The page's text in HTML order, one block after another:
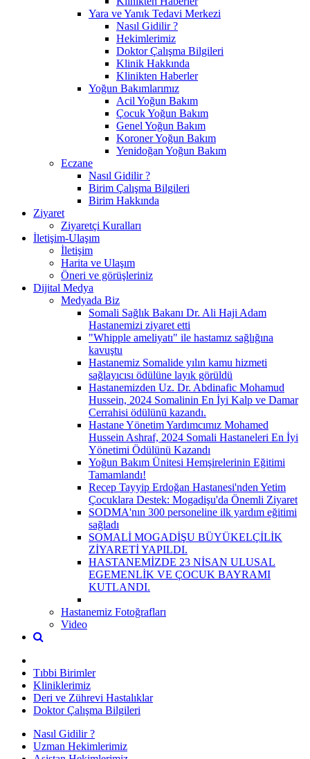
Yara ve Yanık Tedavi Merkezi
Nasıl Gidilir ?
Hekimlerimiz
Doktor Çalışma Bilgileri
Klinik Hakkında
Klinikten Haberler
Yoğun Bakımlarımız
Acil Yoğun Bakım
Çocuk Yoğun Bakım
Genel Yoğun Bakım
Koroner Yoğun Bakım
Yenidoğan Yoğun Bakım
Eczane
Nasıl Gidilir ?
Birim Çalışma Bilgileri
Birim Hakkında
Ziyaret
Ziyaretçi Kuralları
İletişim-Ulaşım
İletişim
Harita ve Ulaşım
Öneri ve görüşleriniz
Dijital Medya
Medyada Biz
Somali Sağlık Bakanı Dr. Ali Haji Adam
Hastanemizi ziyaret etti
"Whipple ameliyatı" ile hastamız sağlığına
kavuştu
Hastanemiz Somalide yılın kamu hizmeti
sağlayıcısı ödülüne layık görüldü
Hastanemizden Uz. Dr. Abdinafic Mohamud
Hussein, 2024 Somalinin En İyi Kalp ve Damar
Cerrahisi ödülünü kazandı.
Hastane Yönetim Yardımcımız Mohamed
Hussein Ashraf, 2024 Somali Hastaneleri En İyi
Yönetimi Ödülünü Kazandı
Yoğun Bakım Ünitesi Hemşirelerinin Eğitimi
Tamamlandı!
Recep Tayyip Erdoğan Hastanesi'nden Yetim
Çocuklara Destek: Mogadişu'da Önemli Ziyaret
SODMA'nın 300 personeline ilk yardım eğitimi
sağladı
SOMALİ MOGADİŞU BÜYÜKELÇİLİK
ZİYARETİ YAPILDI.
HASTANEMİZDE 23 NİSAN ULUSAL
EGEMENLİK VE ÇOCUK BAYRAMI
KUTLANDI.
Hastanemiz Fotoğrafları
Video
Tıbbi Birimler
Kliniklerimiz
Deri ve Zührevi Hastalıklar
Doktor Çalışma Bilgileri
Nasıl Gidilir ?
Uzman Hekimlerimiz